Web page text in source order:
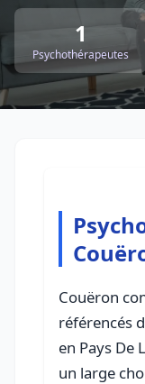
1
Psychothérapeutes
Couëron
référencés
en Pays De
un large